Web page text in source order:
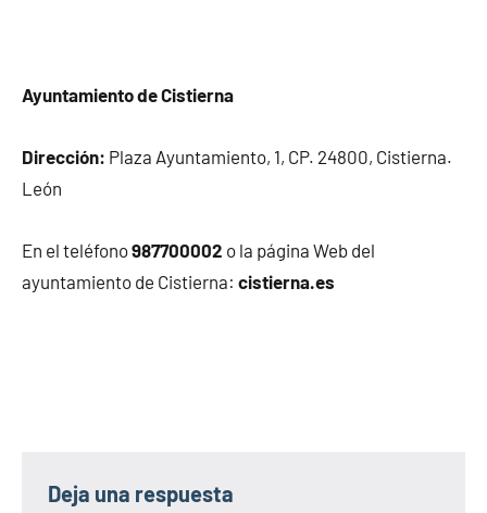
Ayuntamiento de Cistierna
Dirección: Plaza Ayuntamiento, 1, CP. 24800, Cistierna.
León
En el teléfono987700002 o la página Web del
ayuntamiento de Cistierna: cistierna.es
Deja una respuesta